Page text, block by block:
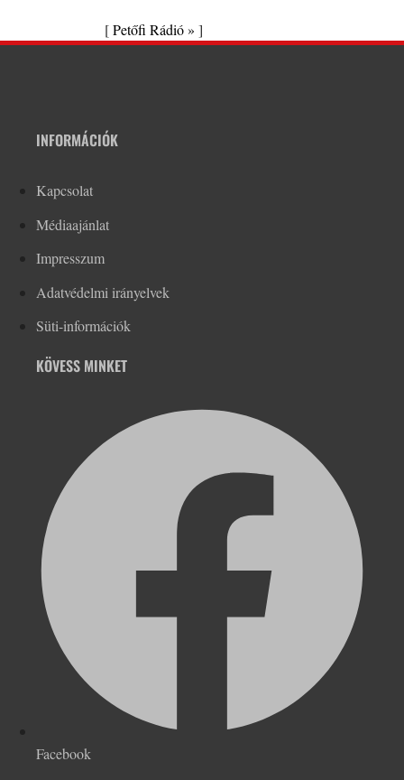
[Petőfi Rádió » ]
INFORMÁCIÓK
Kapcsolat
Médiaajánlat
Impresszum
Adatvédelmi irányelvek
Süti-információk
KÖVESS MINKET
Facebook